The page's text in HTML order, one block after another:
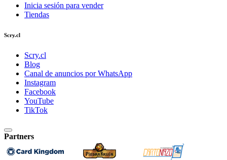
Inicia sesión para vender
Tiendas
Scry.cl
Scry.cl
Blog
Canal de anuncios por WhatsApp
Instagram
Facebook
YouTube
TikTok
Partners